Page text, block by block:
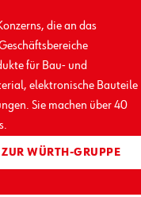
die an das
für Bau- und
elektronische Bauteile
Sie machen über 40
ZUR WÜRTH-GRUPPE